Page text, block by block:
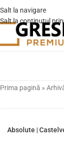
Salt la navigare
Salt la conținutul
Prima pagină »
Absolute |